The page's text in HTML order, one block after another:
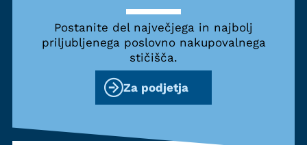
Postanite del največjega in najbolj
priljubljenega poslovno nakupovalnega
stičišča.
Za podjetja